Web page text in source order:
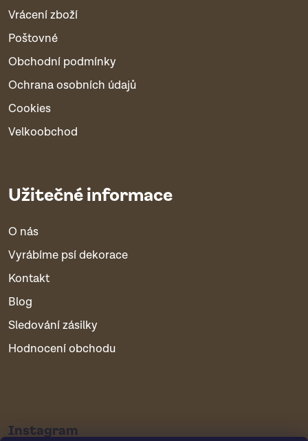
Vrácení zboží
Poštovné
Obchodní podmínky
Ochrana osobních údajů
Cookies
Velkoobchod
Užitečné informace
O nás
Vyrábíme psí dekorace
Kontakt
Blog
Sledování zásilky
Hodnocení obchodu
Instagram